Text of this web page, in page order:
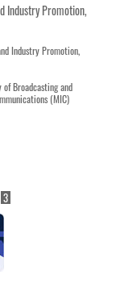
Industry Promotion,
Industry Promotion,
Broadcasting and
(MIC)
3